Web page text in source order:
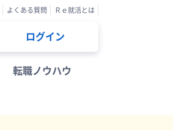
よくある質問 Ｒｅ就活とは
ログイン
転職ノウハウ